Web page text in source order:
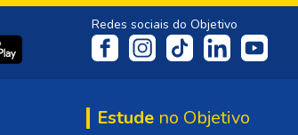
Redes sociais do Objetivo
Estude no Objetivo